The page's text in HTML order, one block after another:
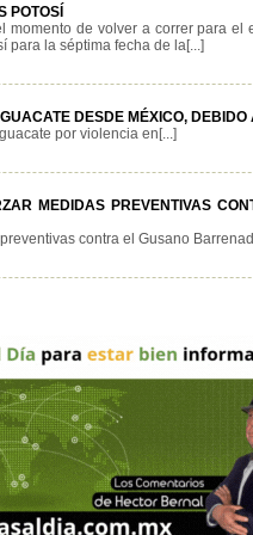
POTOSÍ
momento de volver a correr para el
para la séptima fecha de la[...]
DESDE MÉXICO,
por violencia en[...]
MEDIDAS PREVENTIVAS
contra el Gusano